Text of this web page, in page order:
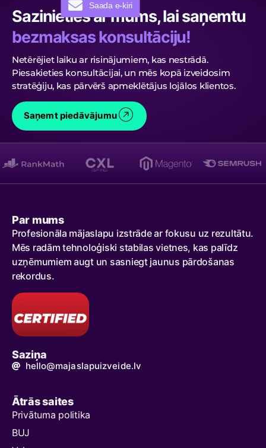
Sazinieties ar mums, lai saņemtu
bezmaksas konsultāciju!
Netērējiet laiku ar risinājumiem, kas nestrādā.
Piesakieties konsultācijai, un mēs kopā izveidosim
stratēģiju, kas pārvērš apmeklētājus lojālos klientos.
Saņemt piedāvājumu
Par mums
Profesionāla mājaslapu izstrāde ar fokusu uz rezultātu.
Mēs radām tehnoloģiski stabilas vietnes, kas palīdz
uzņēmumiem augt un sasniegt jaunus pārdošanas
rekordus.
Saziņa
hello@majaslapuizveide.lv
Ātrās saites
Privātuma politika
BUJ
Saada e-kiri